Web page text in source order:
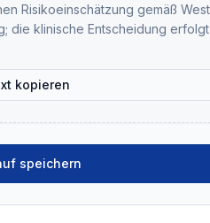
Risikoeinschätzung gemäß
die klinische Entscheidung
kopieren
speichern